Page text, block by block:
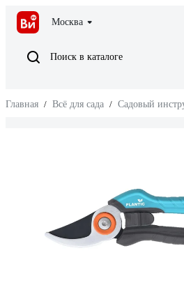
Москва
Поиск в каталоге
Главная / Всё для сада / Садовый